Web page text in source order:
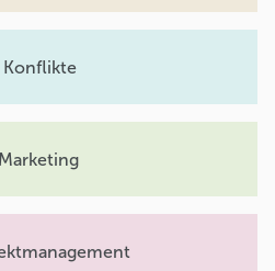
Konflikte